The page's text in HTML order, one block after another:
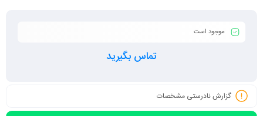
موجود است
تماس بگیرید
گزارش نادرستی مشخصات